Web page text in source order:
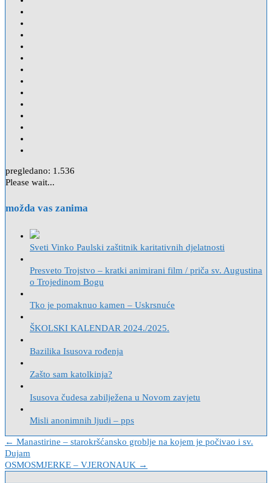
pregledano: 1.536
Please wait...
možda vas zanima
Sveti Vinko Paulski zaštitnik karitativnih djelatnosti
Presveto Trojstvo – kratki animirani film / priča sv. Augustina
o Trojedinom Bogu
Tko je pomaknuo kamen – Uskrsnuće
ŠKOLSKI KALENDAR 2024./2025.
Bazilika Isusova rođenja
Zašto sam katolkinja?
Isusova čudesa zabilježena u Novom zavjetu
Misli anonimnih ljudi – pps
Navigacija
objava
← Manastirine – starokršćansko groblje na kojem je počivao i sv.
Dujam
OSMOSMJERKE – VJERONAUK →